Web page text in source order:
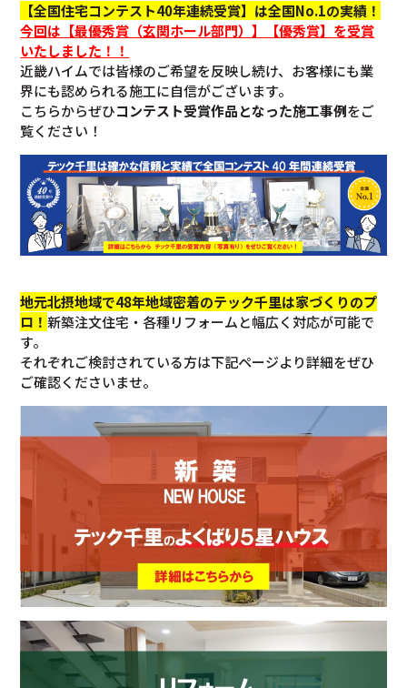
【全国住宅コンテスト40年連続受賞】は全国No.1の実績！
今回は【最優秀賞（玄関ホール部門）】【優秀賞】を受賞
いたしました！！
近畿ハイムでは皆様のご希望を反映し続け、お客様にも業
界にも認められる施工に自信がございます。
こちらからぜひコンテスト受賞作品となった施工事例をご
覧ください！
地元北摂地域で48年地域密着のテック千里は家づくりのプ
ロ！新築注文住宅・各種リフォームと幅広く対応が可能で
す。
それぞれご検討されている方は下記ページより詳細をぜひ
ご確認くださいませ。